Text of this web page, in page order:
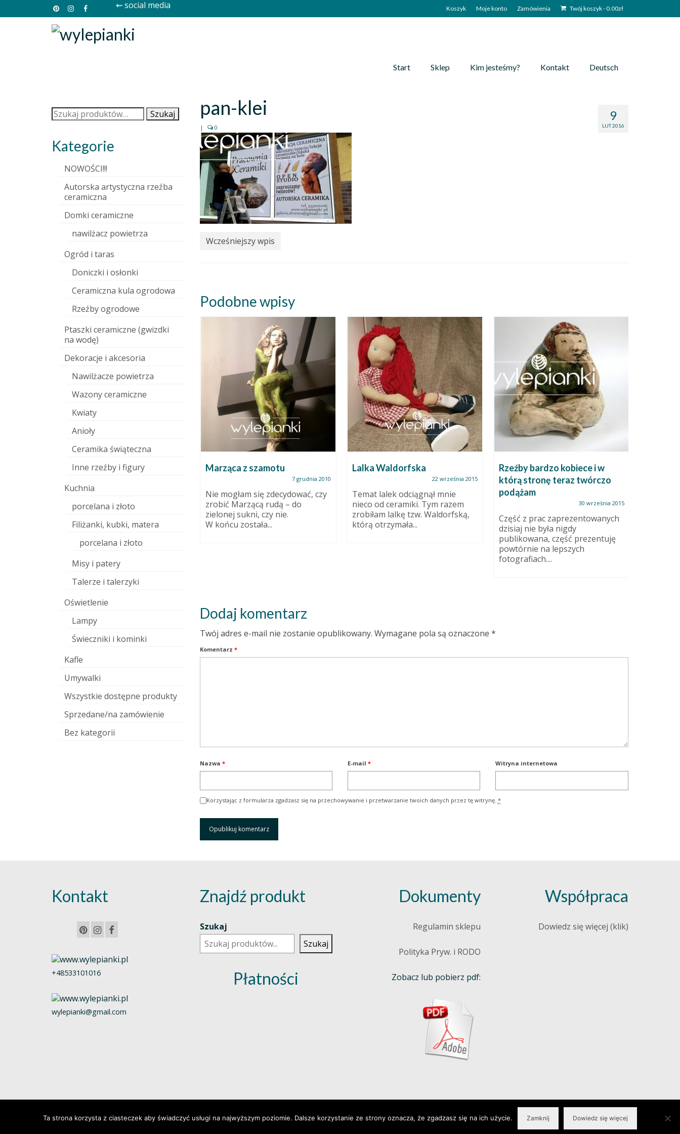
Koszyk Moje konto Zamówienia Twój koszyk-0.00zł
⇜ social media
Start Sklep Kim jesteśmy? Kontakt Deutsch
9
LUT 2016
pan-klei
| 0
Wcześniejszy wpis
Podobne wpisy
Waza
Czy też wazon. Na suche bukiety
raczej. Podbarwiony
ciemnozielonym szkliwem.
Ręcznie modelowany na dwóch
Marząca z szamotu
7 grudnia 2010
Nie mogłam się zdecydować, czy
zrobić Marzącą rudą – do
zielonej sukni, czy nie.
W końcu została...
Lalka Waldorfska
22 września 2015
Temat lalek odciągnął mnie
nieco od ceramiki. Tym razem
zrobiłam lalkę tzw. Waldorfską,
którą otrzymała...
Rzeźby bardzo kobiece i w
którą stronę teraz twórczo
podążam
30 września 2015
Część z prac zaprezentowanych
dzisiaj nie była nigdy
publikowana, część prezentuję
powtórnie na lepszych
fotografiach....
Dodaj komentarz
Twój adres e-mail nie zostanie opublikowany. Wymagane pola są oznaczone *
Komentarz *
Nazwa * E-mail * Witryna internetowa
Korzystając z formularza zgadzasz się na przechowywanie i przetwarzanie twoich danych przez tę witrynę. *
Szukaj: Szukaj
Kategorie
NOWOŚCI!!!
Autorska artystyczna rzeźba
ceramiczna
Domki ceramiczne
nawilżacz powietrza
Ogród i taras
Doniczki i osłonki
Ceramiczna kula ogrodowa
Rzeźby ogrodowe
Ptaszki ceramiczne (gwizdki
na wodę)
Dekoracje i akcesoria
Nawilżacze powietrza
Wazony ceramiczne
Kwiaty
Anioły
Ceramika świąteczna
Inne rzeźby i figury
Kuchnia
porcelana i złoto
Filiżanki, kubki, matera
porcelana i złoto
Misy i patery
Talerze i talerzyki
Oświetlenie
Lampy
Świeczniki i kominki
Kafle
Umywalki
Wszystkie dostępne produkty
Sprzedane/na zamówienie
Bez kategorii
Kontakt
+48533101016
wylepianki@gmail.com
Znajdź produkt
Szukaj
Szukaj
Płatności
Dokumenty
Regulamin sklepu
Polityka Pryw. i RODO
Zobacz lub pobierz pdf:
Współpraca
Dowiedz się więcej (klik)
© 2026 Wylepianki - Made by: www.prosteWWW.pl
Ta strona korzysta z ciasteczek aby świadczyć usługi na najwyższym poziomie. Dalsze korzystanie ze strony oznacza, że zgadzasz się na ich użycie. Zamknij Dowiedz się więcej